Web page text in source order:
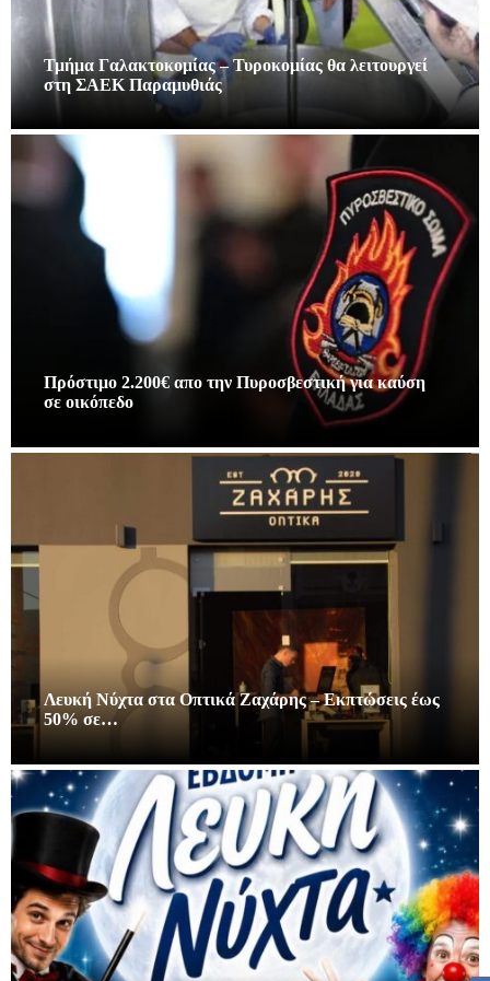
Τμήμα Γαλακτοκομίας – Τυροκομίας θα λειτουργεί
στη ΣΑΕΚ Παραμυθιάς
Πρόστιμο 2.200€ απο την Πυροσβεστική για καύση
σε οικόπεδο
Λευκή Νύχτα στα Οπτικά Ζαχάρης – Εκπτώσεις έως
50% σε…